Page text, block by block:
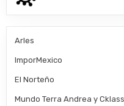
Arles
ImporMexico
El Norteño
Mundo Terra Andrea y